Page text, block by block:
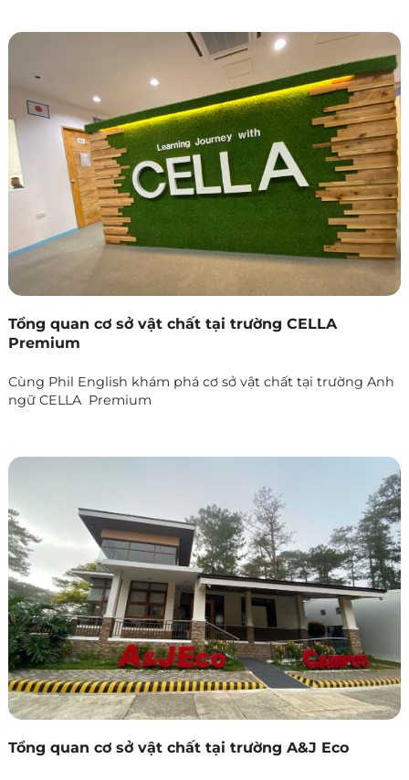
Tổng quan cơ sở vật chất tại trường CELLA
Premium
Cùng Phil English khám phá cơ sở vật chất tại trường Anh
ngữ CELLA Premium
Tổng quan cơ sở vật chất tại trường A&J Eco